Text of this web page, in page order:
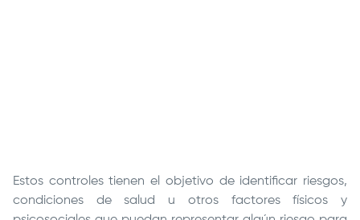
Estos controles tienen el objetivo de identificar riesgos,
condiciones de salud u otros factores físicos y